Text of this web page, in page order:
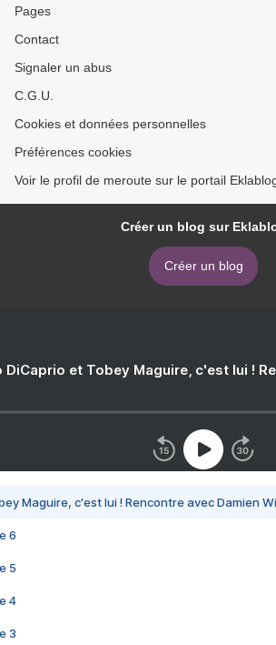
Pages
Contact
Signaler un abus
C.G.U.
Cookies et données personnelles
Préférences cookies
Voir le profil de meroute sur le portail
Créer un blog sur
Créer un blog
DiCaprio et Tobey Maguire, c'est lui !
Maguire, c'est lui ! Rencontre avec Damien
6
5
4
3